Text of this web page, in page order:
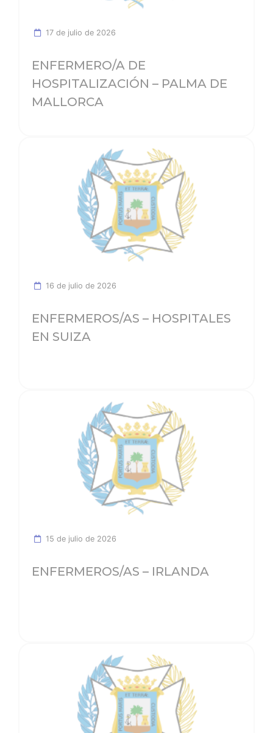
17 de julio de 2026
ENFERMERO/A DE
HOSPITALIZACIÓN – PALMA DE
MALLORCA
16 de julio de 2026
ENFERMEROS/AS – HOSPITALES
EN SUIZA
15 de julio de 2026
ENFERMEROS/AS – IRLANDA